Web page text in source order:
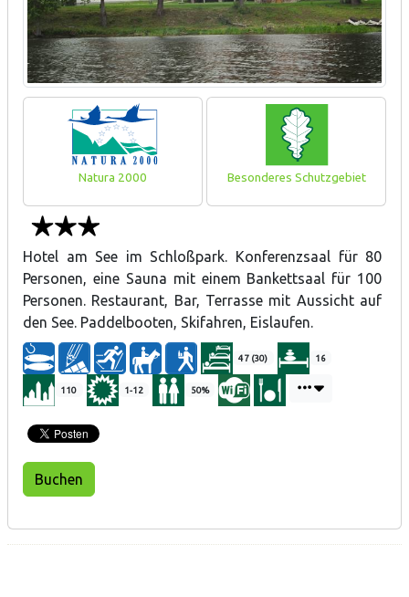
Natura 2000 Besonderes Schutzgebiet
Hotel am See im Schloßpark. Konferenzsaal für 80
Personen, eine Sauna mit einem Bankettsaal für 100
Personen. Restaurant, Bar, Terrasse mit Aussicht auf
den See. Paddelbooten, Skifahren, Eislaufen.
47 (30) 16
110 1-12 50%
Buchen